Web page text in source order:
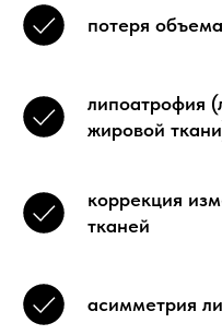
потеря
липоатрофия
жировой
коррекция
тканей
асимметрия